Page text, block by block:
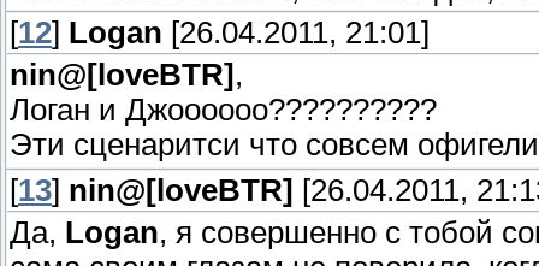
[12] Logan [26.04.2011, 21:01]
nin@[loveBTR] ,
Логан и Джоооооо??????????
Эти сценаритси что совсем
[13] nin@[loveBTR] [26.04.2011,
Да, Logan, я совершенно с тобой